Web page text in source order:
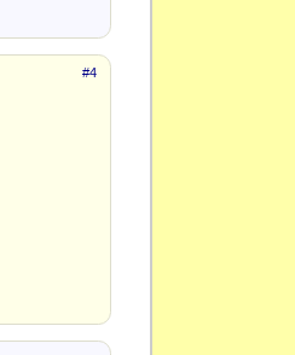
#4